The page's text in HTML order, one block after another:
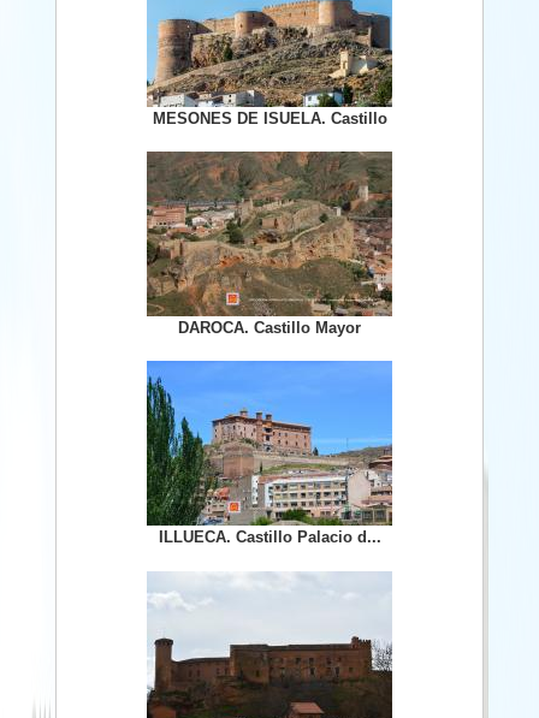
MESONES DE ISUELA. Castillo
DAROCA. Castillo Mayor
ILLUECA. Castillo Palacio d...